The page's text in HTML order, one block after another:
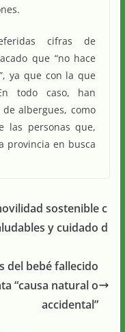
cifras de
que “no hace
ya que con la que
todo caso, han
albergues, como
las personas que,
provincia en busca
sostenible c
y cuidado d
del bebé fallecido
“causa natural o
accidental”